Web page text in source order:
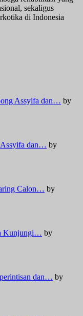
sekaligus
di Indonesia
Assyifa dan… by
Assyifa dan… by
Calon… by
Kunjungi… by
dan… by